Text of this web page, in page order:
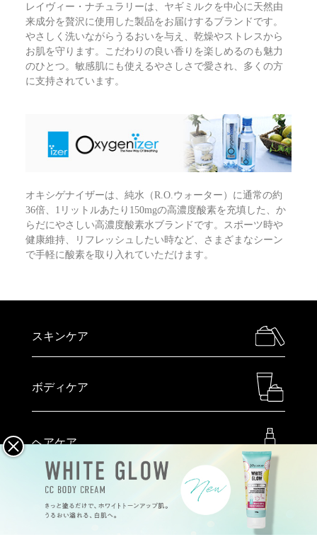
レイヴィー・ナチュラリーは、ヤギミルクを中心に天然由
来成分を贅沢に使用した製品をお届けするブランドです。
やさしく洗いながらうるおいを与え、乾燥やストレスから
お肌を守ります。こだわりの良い香りを楽しめるのも魅力
のひとつ。敏感肌にも使えるやさしさで愛され、多くの方
に支持されています。
オキシゲナイザーは、純水（R.O.ウォーター）に通常の約
36倍、1リットルあたり150mgの高濃度酸素を充填した、か
らだにやさしい高濃度酸素水ブランドです。スポーツ時や
健康維持、リフレッシュしたい時など、さまざまなシーン
で手軽に酸素を取り入れていただけます。
スキンケア
ボディケア
ヘアケア